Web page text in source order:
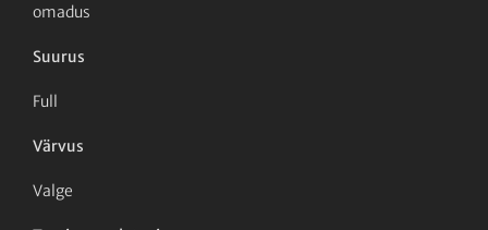
omadus
Suurus
Full
Värvus
Valge